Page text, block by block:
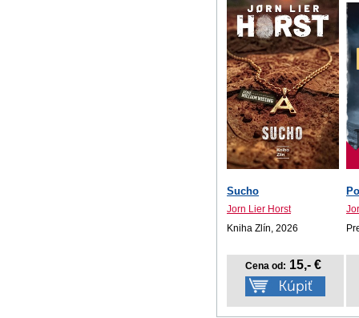
Sucho
Jorn Lier Horst
Kniha Zlín, 2026
Cena od: 15,- €